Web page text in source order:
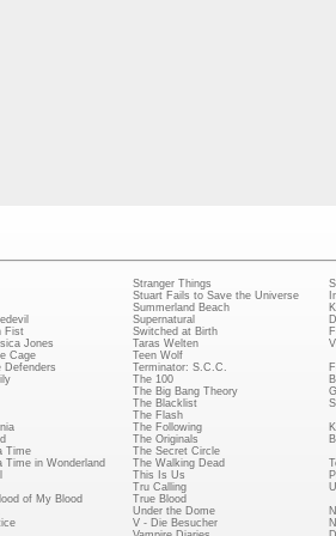
Fist
Jones
Cage
Defenders
Time
Time in Wonderland
of My Blood
Stranger Things
Stuart Fails to Save the Universe
Summerland Beach
Supernatural
Switched at Birth
Taras Welten
Teen Wolf
Terminator: S.C.C.
The 100
The Big Bang Theory
The Blacklist
The Flash
The Following
The Originals
The Secret Circle
The Walking Dead
This Is Us
Tru Calling
True Blood
Under the Dome
V - Die Besucher